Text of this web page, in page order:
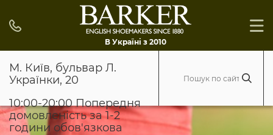
В Україні з 2010
М. Київ, бульвар Л.
Українки, 20
10:00-20:00 Попередня
домовленість за 1-2
години обов'язкова